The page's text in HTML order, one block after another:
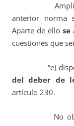
anterior norma
Aparte de ello se
cuestiones que
“e)
del deber de
artículo 230.
No